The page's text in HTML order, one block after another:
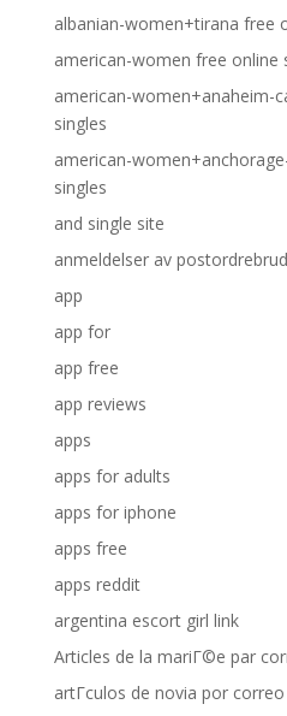
albanian-women+tirana free
american-women free online
american-women+anaheim-
singles
american-
singles
and single site
anmeldelser av
app
app for
app free
app reviews
apps
apps for adults
apps for iphone
apps free
apps reddit
argentina escort girl link
Articles de la mariГ©e par
artГ­culos de novia por correo